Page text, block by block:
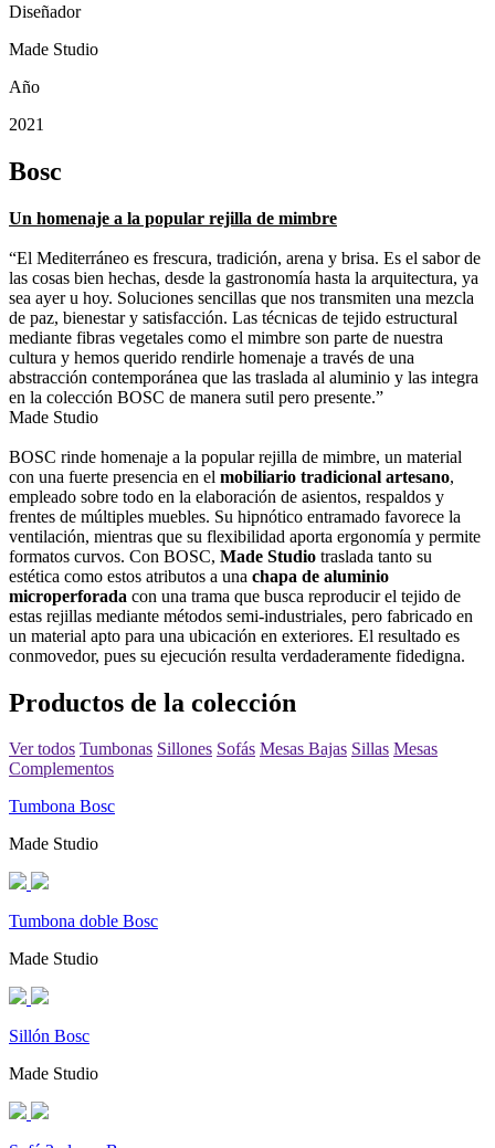
Diseñador
Made Studio
Año
2021
Bosc
Un homenaje a la popular rejilla de mimbre
“El Mediterráneo es frescura, tradición, arena y brisa. Es el sabor de
las cosas bien hechas, desde la gastronomía hasta la arquitectura, ya
sea ayer u hoy. Soluciones sencillas que nos transmiten una mezcla
de paz, bienestar y satisfacción. Las técnicas de tejido estructural
mediante fibras vegetales como el mimbre son parte de nuestra
cultura y hemos querido rendirle homenaje a través de una
abstracción contemporánea que las traslada al aluminio y las integra
en la colección BOSC de manera sutil pero presente.”
Made Studio
BOSC rinde homenaje a la popular rejilla de mimbre, un material
con una fuerte presencia en el mobiliario tradicional artesano,
empleado sobre todo en la elaboración de asientos, respaldos y
frentes de múltiples muebles. Su hipnótico entramado favorece la
ventilación, mientras que su flexibilidad aporta ergonomía y permite
formatos curvos. Con BOSC, Made Studio traslada tanto su
estética como estos atributos a una chapa de aluminio
microperforada con una trama que busca reproducir el tejido de
estas rejillas mediante métodos semi-industriales, pero fabricado en
un material apto para una ubicación en exteriores. El resultado es
conmovedor, pues su ejecución resulta verdaderamente fidedigna.
Productos de la colección
Ver todos Tumbonas Sillones Sofás Mesas Bajas Sillas Mesas
Complementos
Tumbona Bosc
Made Studio
Tumbona doble Bosc
Made Studio
Sillón Bosc
Made Studio